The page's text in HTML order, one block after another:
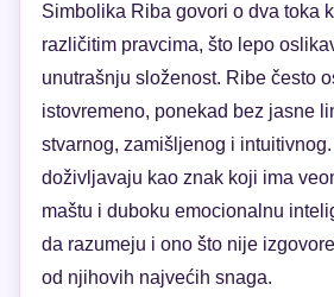
Simbolika Riba govori o dva toka
različitim pravcima, što lepo
unutrašnju složenost. Ribe često
istovremeno, ponekad bez jasne
stvarnog, zamišljenog i
doživljavaju kao znak koji ima
maštu i duboku emocionalnu
da razumeju i ono što nije
od njihovih najvećih snaga.